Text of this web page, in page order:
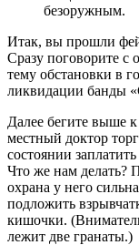
безоружным.
Итак, вы прошли
Сразу поговорите
тему обстановки в
ликвидации банды
Далее бегите выше
местный доктор
состоянии
Что же нам делать?
охрана у него
подложить
кишочки.
лежит две гранаты.)